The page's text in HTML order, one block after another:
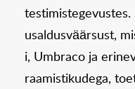
testimistegevustes.
usaldusväärsust,
i, Umbraco ja
raamistikudega,